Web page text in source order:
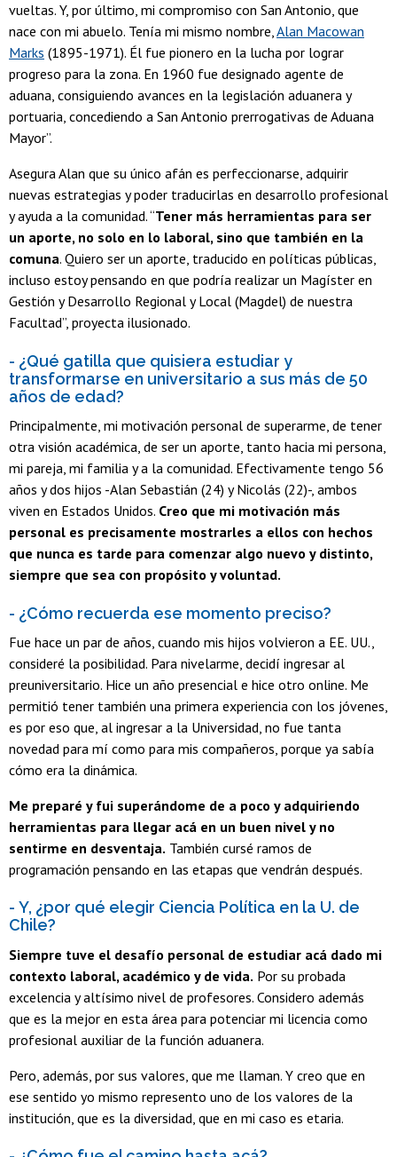
vueltas. Y, por último, mi compromiso con San Antonio, que
nace con mi abuelo. Tenía mi mismo nombre,Alan Macowan
Marks (1895-1971). Él fue pionero en la lucha por lograr
progreso para la zona. En 1960 fue designado agente de
aduana, consiguiendo avances en la legislación aduanera y
portuaria, concediendo a San Antonio prerrogativas de Aduana
Mayor”.
Asegura Alan que su único afán es perfeccionarse, adquirir
nuevas estrategias y poder traducirlas en desarrollo profesional
y ayuda a la comunidad. “Tener más herramientas para ser
un aporte, no solo en lo laboral, sino que también en la
comuna. Quiero ser un aporte, traducido en políticas públicas,
incluso estoy pensando en que podría realizar un Magíster en
Gestión y Desarrollo Regional y Local (Magdel) de nuestra
Facultad”, proyecta ilusionado.
- ¿Qué gatilla que quisiera estudiar y
transformarse en universitario a sus más de 50
años de edad?
Principalmente, mi motivación personal de superarme, de tener
otra visión académica, de ser un aporte, tanto hacia mi persona,
mi pareja, mi familia y a la comunidad. Efectivamente tengo 56
años y dos hijos -Alan Sebastián (24) y Nicolás (22)-, ambos
viven en Estados Unidos. Creo que mi motivación más
personal es precisamente mostrarles a ellos con hechos
que nunca es tarde para comenzar algo nuevo y distinto,
siempre que sea con propósito y voluntad.
- ¿Cómo recuerda ese momento preciso?
Fue hace un par de años, cuando mis hijos volvieron a EE. UU.,
consideré la posibilidad. Para nivelarme, decidí ingresar al
preuniversitario. Hice un año presencial e hice otro online. Me
permitió tener también una primera experiencia con los jóvenes,
es por eso que, al ingresar a la Universidad, no fue tanta
novedad para mí como para mis compañeros, porque ya sabía
cómo era la dinámica.
Me preparé y fui superándome de a poco y adquiriendo
herramientas para llegar acá en un buen nivel y no
sentirme en desventaja. También cursé ramos de
programación pensando en las etapas que vendrán después.
- Y, ¿por qué elegir Ciencia Política en la U. de
Chile?
Siempre tuve el desafío personal de estudiar acá dado mi
contexto laboral, académico y de vida. Por su probada
excelencia y altísimo nivel de profesores. Considero además
que es la mejor en esta área para potenciar mi licencia como
profesional auxiliar de la función aduanera.
Pero, además, por sus valores, que me llaman. Y creo que en
ese sentido yo mismo represento uno de los valores de la
institución, que es la diversidad, que en mi caso es etaria.